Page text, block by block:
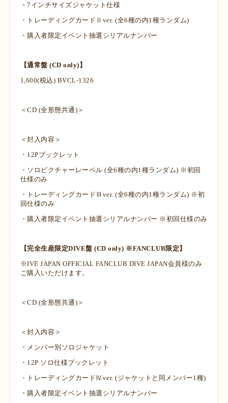
・7インチサイズジャケット仕様
・トレーディングカードⅡver. (全6種の内1種ランダム)
・購入者限定イベント抽選シリアルナンバー
【通常盤 (CD only)】
1,600(税込) BVCL-1326
＜CD (全形態共通)＞
＜封入内容＞
・12Pブックレット
・ソロピクチャーレーベル (全6種の内1種ランダム) ※初回
仕様のみ
・トレーディングカードⅢver. (全6種の内1種ランダム) ※初
回仕様のみ
・購入者限定イベント抽選シリアルナンバー ※初回仕様のみ
【完全生産限定DIVE盤 (CD only) ※FANCLUB限定】
※IVE JAPAN OFFICIAL FANCLUB DIVE JAPAN会員様のみ
ご購入いただけます。
＜CD (全形態共通)＞
＜封入内容＞
・メンバー別ソロジャケット
・12P ソロ仕様ブックレット
・トレーディングカードⅣver. (ジャケットと同メンバー1種)
・購入者限定イベント抽選シリアルナンバー